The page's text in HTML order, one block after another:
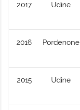
2017 Udine
2016 Pordenone
2015 Udine